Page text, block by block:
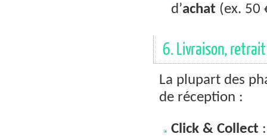
d’achat (ex. 50
6. Livraison,
La plupart des
de réception :
Click & Collect